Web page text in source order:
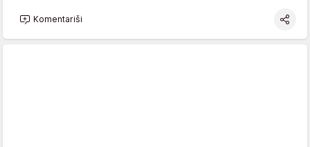
Komentariši